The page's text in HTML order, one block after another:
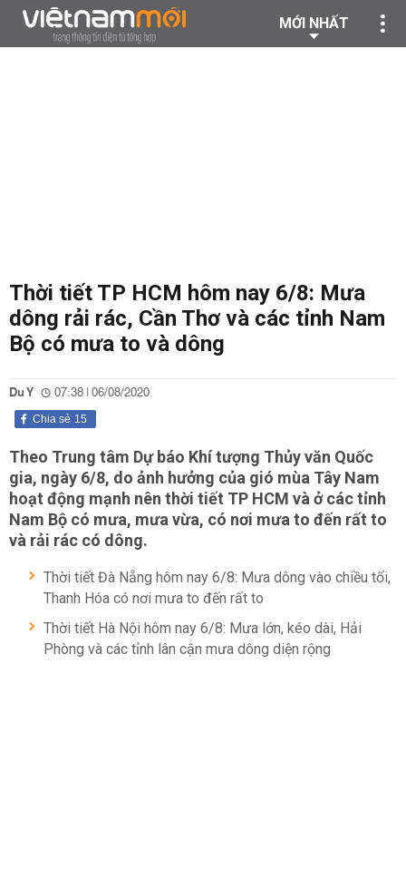
MỚI NHẤT
Thời tiết TP HCM hôm nay 6/8: Mưa
dông rải rác, Cần Thơ và các tỉnh Nam
Bộ có mưa to và dông
Du Y 07:38 | 06/08/2020
15
Chia sẻ
Theo Trung tâm Dự báo Khí tượng Thủy văn Quốc
gia, ngày 6/8, do ảnh hưởng của gió mùa Tây Nam
hoạt động mạnh nên thời tiết TP HCM và ở các tỉnh
Nam Bộ có mưa, mưa vừa, có nơi mưa to đến rất to
và rải rác có dông.
Thời tiết Đà Nẵng hôm nay 6/8: Mưa dông vào chiều tối,
Thanh Hóa có nơi mưa to đến rất to
Thời tiết Hà Nội hôm nay 6/8: Mưa lớn, kéo dài, Hải
Phòng và các tỉnh lân cận mưa dông diện rộng